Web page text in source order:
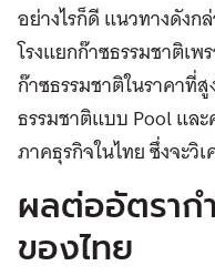
อย่างไรก็ดี แนวทางดัง
โรงแยกก๊าซธรรมชาติเ
ก๊าซธรรมชาติในราคาที่
ธรรมชาติแบบ Pool แล
ภาคธุรกิจในไทย ซึ่งจะวิ
ผลต่ออัตราก
ของไทย